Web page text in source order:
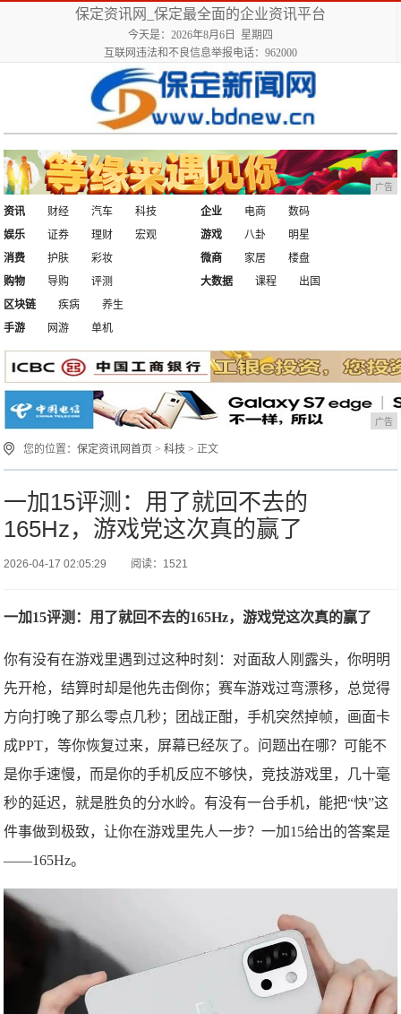
保定资讯网_保定最全面的企业资讯平台
今天是：2026年8月6日 星期四
互联网违法和不良信息举报电话：962000
广告
资讯 财经 汽车
科技
娱乐
证券 理财 宏观
企业 电商
数码
游戏
八卦
明星
消费
护肤
彩妆
购物
导购 评测
微商 家居
楼盘
大数据
课程
出国
区块链
疾病
养生
手游
网游 单机
广告
您的位置：保定资讯网首页 >科技 > 正文
一加15评测：用了就回不去的
165Hz，游戏党这次真的赢了
2026-04-17 02:05:29 阅读：1521
一加15评测：用了就回不去的165Hz，游戏党这次真的赢了
你有没有在游戏里遇到过这种时刻：对面敌人刚露头，你明明
先开枪，结算时却是他先击倒你；赛车游戏过弯漂移，总觉得
方向打晚了那么零点几秒；团战正酣，手机突然掉帧，画面卡
成PPT，等你恢复过来，屏幕已经灰了。问题出在哪？可能不
是你手速慢，而是你的手机反应不够快，竞技游戏里，几十毫
秒的延迟，就是胜负的分水岭。有没有一台手机，能把“快”这
件事做到极致，让你在游戏里先人一步？一加15给出的答案是
——165Hz。